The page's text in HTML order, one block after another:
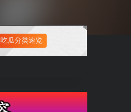
吃瓜分类速览